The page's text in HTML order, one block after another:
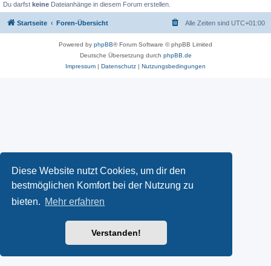
Diese Website nutzt Cookies, um dir den
bestmöglichen Komfort bei der Nutzung zu
bieten. Mehr erfahren
Verstanden!
Du darfst keine Dateianhänge in diesem Forum erstellen.
Startseite Foren-Übersicht Alle Zeiten sind UTC+01:00
Powered by phpBB® Forum Software © phpBB Limited
Deutsche Übersetzung durch phpBB.de
Impressum | Datenschutz | Nutzungsbedingungen